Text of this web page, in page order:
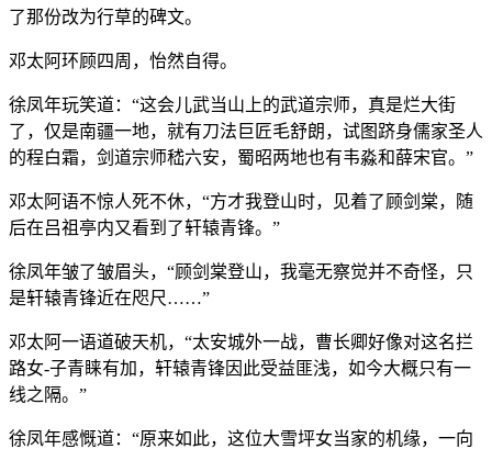
了那份改为行草的碑文。
邓太阿环顾四周，怡然自得。
徐凤年玩笑道：“这会儿武当山上的武道宗师，真是烂大街
了，仅是南疆一地，就有刀法巨匠毛舒朗，试图跻身儒家圣人
的程白霜，剑道宗师嵇六安，蜀昭两地也有韦淼和薛宋官。”
邓太阿语不惊人死不休，“方才我登山时，见着了顾剑棠，随
后在吕祖亭内又看到了轩辕青锋。”
徐凤年皱了皱眉头，“顾剑棠登山，我毫无察觉并不奇怪，只
是轩辕青锋近在咫尺……”
邓太阿一语道破天机，“太安城外一战，曹长卿好像对这名拦
路女-子青睐有加，轩辕青锋因此受益匪浅，如今大概只有一
线之隔。”
徐凤年感慨道：“原来如此，这位大雪坪女当家的机缘，一向